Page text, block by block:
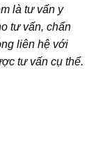
là tư vấn y
tư vấn, chẩn
liên hệ với
tư vấn cụ thể.